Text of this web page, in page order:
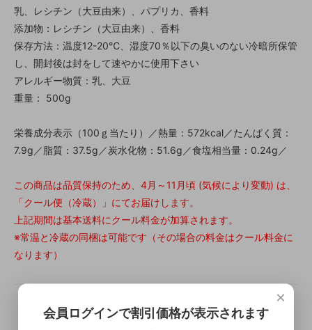
乳、レシチン（大豆由来）、パプリカ、香料
添加物：レシチン（大豆由来）、香料
保存方法：温度12-20℃、湿度70％以下の臭いのない冷暗所保管
し、開封後は封をして速やかに使用下さい
アレルギー物質：乳、大豆
重量： 500g
栄養成分表示（100ｇ当たり）／熱量：572kcal／たんぱく質：
7.9g／脂質：37.5g／炭水化物：51.6g／食塩相当量：0.24g／
この商品は品質保持のため、4月～11月頃 (気候により変動) は、
「クール便（冷蔵）」にてお届けします。
上記期間は基本送料にクール料金が加算されます。
※常温と冷蔵の同梱は可能です（その場合の料金はクール料金に
なります）
×
会員ログインで割引価格が表示されます